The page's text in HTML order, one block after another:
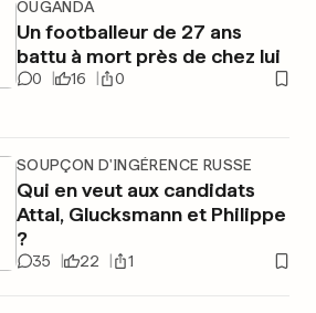
OUGANDA
Un footballeur de 27 ans
battu à mort près de chez lui
0 16 0
SOUPÇON D'INGÉRENCE RUSSE
Qui en veut aux candidats
Attal, Glucksmann et Philippe
?
35 22 1